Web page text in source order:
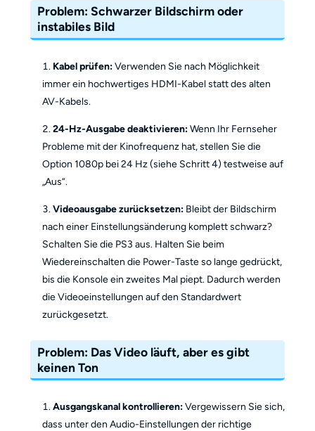
Problem: Schwarzer Bildschirm oder
instabiles Bild
Kabel prüfen:Verwenden Sie nach Möglichkeit
immer ein hochwertiges HDMI-Kabel statt des alten
AV-Kabels.
24-Hz-Ausgabe deaktivieren:Wenn Ihr Fernseher
Probleme mit der Kinofrequenz hat, stellen Sie die
Option 1080p bei 24 Hz (siehe Schritt 4) testweise auf
„Aus“.
Videoausgabe zurücksetzen: Bleibt der Bildschirm
nach einer Einstellungsänderung komplett schwarz?
Schalten Sie die PS3 aus. Halten Sie beim
Wiedereinschalten die Power-Taste so lange gedrückt,
bis die Konsole ein zweites Mal piept. Dadurch werden
die Videoeinstellungen auf den Standardwert
zurückgesetzt.
Problem: Das Video läuft, aber es gibt
keinen Ton
Ausgangskanal kontrollieren:Vergewissern Sie sich,
dass unter den Audio-Einstellungen der richtige